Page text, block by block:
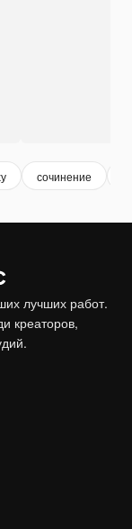
сочинение
лучших работ.
креаторов,